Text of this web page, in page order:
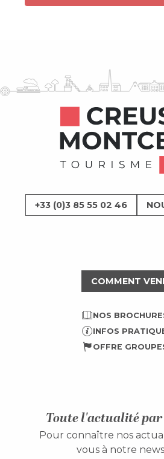
COMMENT
NOS
INFOS
OFFRE
+33 (0)3 85 55 02 46
Toute l'actualité
Pour connaître nos
vous à notre